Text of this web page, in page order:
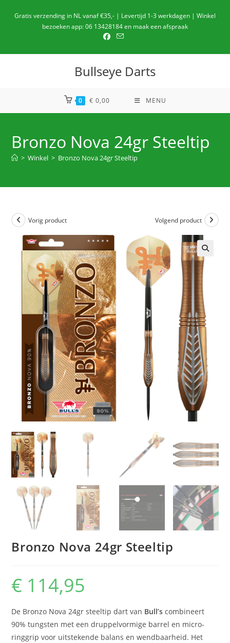
naarGratis verzending in NL vanaf €35,- | Levertijd 1-3 werkdagen | Winkel
bezoeken app: 06 13428184 en maak een afspraak
Bullseye Darts
0 € 0,00 MENU
Bronzo Nova 24gr Steeltip
> Winkel > Bronzo Nova 24gr Steeltip
Vorig product Volgend product
Bronzo Nova 24gr Steeltip
€ 114,95
De Bronzo Nova 24gr steeltip dart van Bull’s combineert
90% tungsten met een druppelvormige barrel en micro-
ringgrip voor uitstekende balans en wendbaarheid. Het